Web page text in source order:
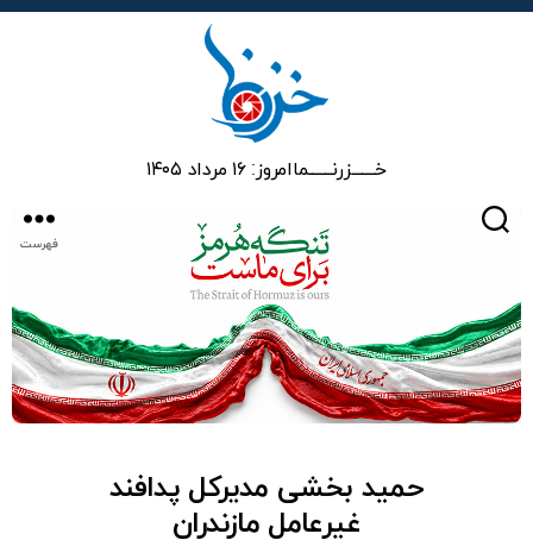
خـــــــزرنـــــــماامروز: ۱۶ مرداد ۱۴۰۵
فهرست
حمید بخشی مدیرکل پدافند
غیرعامل مازندران